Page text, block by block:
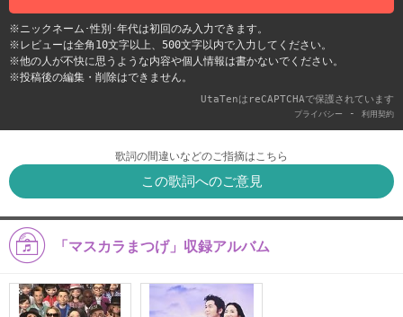
※ニックネーム･性別･年代は初回のみ入力できます。
※レビューは全角10文字以上、500文字以内で入力してください。
※他の人が不快に思うような内容や個人情報は書かないでください。
※投稿後の編集・削除はできません。
UtaTenはreCAPTCHAで保護されています
プライバシー - 利用契約
歌詞の間違いなどのご指摘はこちら
この歌詞へのご意見
「マスカラまつげ」収録アルバム